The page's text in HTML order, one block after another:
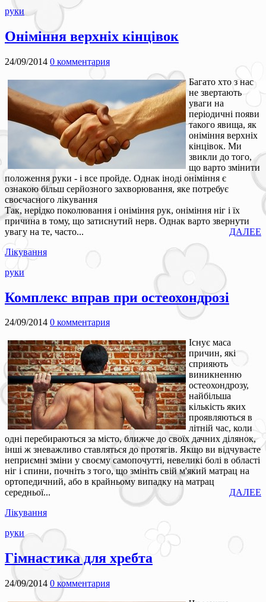
руки
Оніміння верхніх кінцівок
24/09/2014 0 комментария
Багато хто з нас
не звертають
уваги на
періодичні появи
такого явища, як
оніміння верхніх
кінцівок. Ми
звикли до того,
що варто змінити
положення руки - і все пройде. Однак іноді оніміння є
ознакою більш серйозного захворювання, яке потребує
своєчасного лікування
Так, нерідко поколювання і оніміння рук, оніміння ніг і їх
причина в тому, що затиснутий нерв. Однак варто звернути
увагу на те, часто...
ДАЛЕЕ
Лікування
руки
Комплекс вправ при остеохондрозі
24/09/2014 0 комментария
Існує маса
причин, які
сприяють
виникненню
остеохондрозу,
найбільша
кількість яких
проявляються в
літній час, коли
одні перебираються за місто, ближче до своїх дачних ділянок,
інші ж зневажливо ставляться до протягів. Якщо ви відчуваєте
неприємні зміни у своєму самопочутті, невеликі болі в області
ніг і спини, почніть з того, що змініть свій м'який матрац на
ортопедичний, або в крайньому випадку на матрац
середньої...
ДАЛЕЕ
Лікування
руки
Гімнастика для хребта
24/09/2014 0 комментария